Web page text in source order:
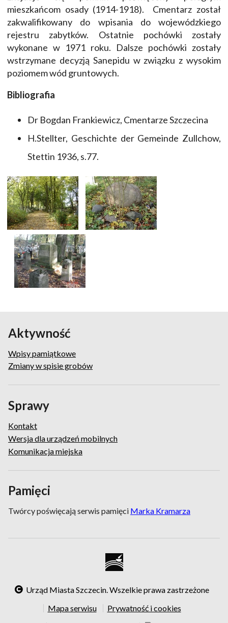
mieszkańcom osady (1914-1918). Cmentarz został
zakwalifikowany do wpisania do wojewódzkiego
rejestru zabytków. Ostatnie pochówki zostały
wykonane w 1971 roku. Dalsze pochówki zostały
wstrzymane decyzją Sanepidu w związku z wysokim
poziomem wód gruntowych.
Bibliografia
Dr Bogdan Frankiewicz, Cmentarze Szczecina
H.Stellter, Geschichte der Gemeinde Zullchow,
Stettin 1936, s.77.
Aktywność
Wpisy pamiątkowe
Zmiany w spisie grobów
Sprawy
Kontakt
Wersja dla urządzeń mobilnych
Komunikacja miejska
Pamięci
Twórcy poświęcają serwis pamięci Marka Kramarza
Urząd Miasta Szczecin. Wszelkie prawa zastrzeżone
Mapa serwisu
Prywatność i cookies